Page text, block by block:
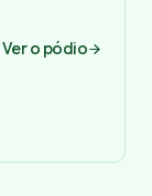
Ver o pódio